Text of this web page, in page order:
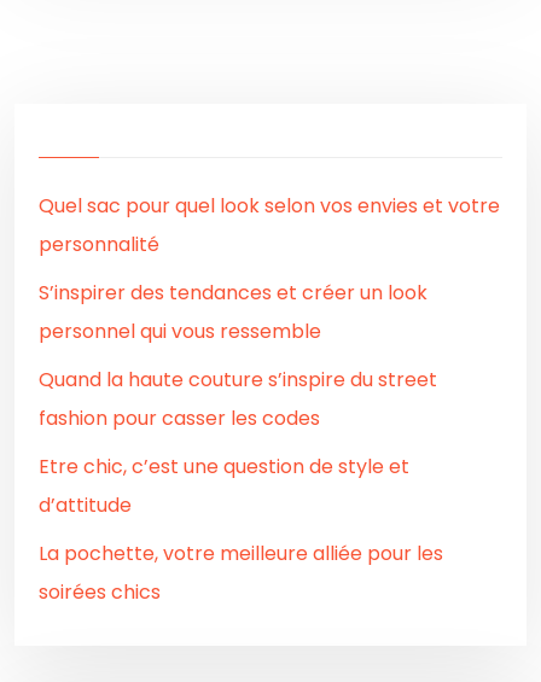
Quel sac pour quel look selon vos envies et votre
personnalité
S’inspirer des tendances et créer un look
personnel qui vous ressemble
Quand la haute couture s’inspire du street
fashion pour casser les codes
Etre chic, c’est une question de style et
d’attitude
La pochette, votre meilleure alliée pour les
soirées chics